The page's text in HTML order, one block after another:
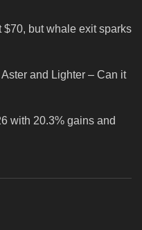
$70, but whale exit sparks
and Lighter – Can it
with 20.3% gains and